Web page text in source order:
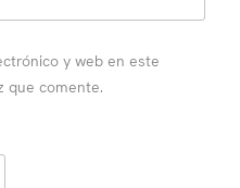
y web en este
que comente.